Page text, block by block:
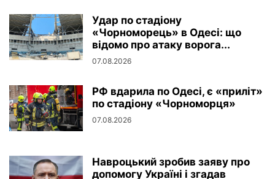
Удар по стадіону
«Чорноморець» в Одесі: що
відомо про атаку ворога...
07.08.2026
РФ вдарила по Одесі, є «приліт»
по стадіону «Чорноморця»
07.08.2026
Навроцький зробив заяву про
допомогу Україні і згадав